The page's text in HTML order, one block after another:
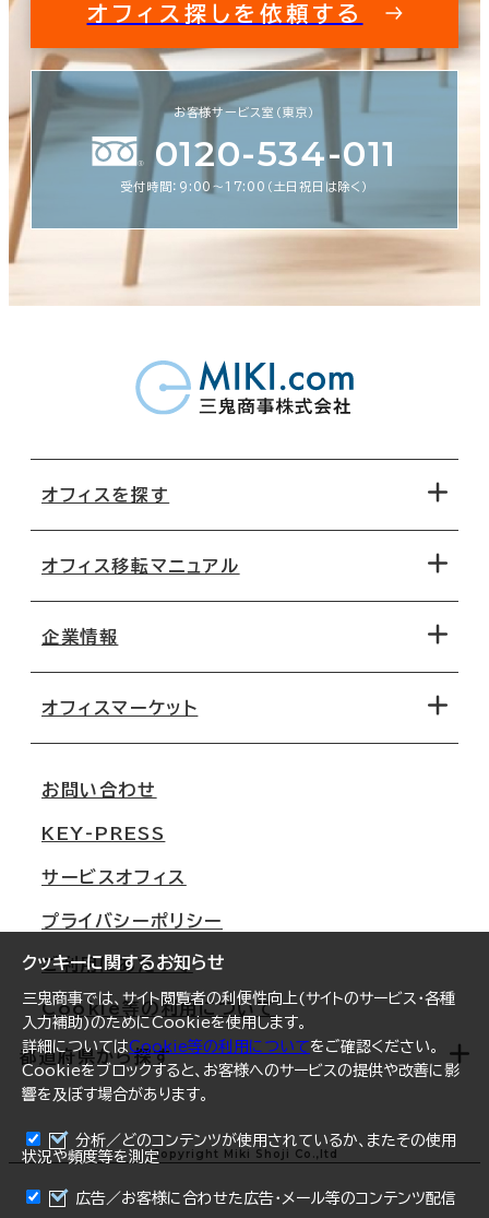
まとめて資料請求
クッキーに関するお知らせ
三鬼商事では、サイト閲覧者の利便性向上(サイトのサービス・各種
入力補助)のためにCookieを使用します。
詳細についてはCookie等の利用についてをご確認ください。
Cookieをブロックすると、お客様へのサービスの提供や改善に影
響を及ぼす場合があります。
分析／どのコンテンツが使用されているか、またその使用
状況や頻度等を測定
広告／お客様に合わせた広告・メール等のコンテンツ配信
オフィス探しを依頼する
お客様サービス室（東京）
0120-534-011
受付時間：9:00〜17:00（土日祝日は除く）
オフィスを探す
地図から探す
路線・駅から探す
オフィス移転マニュアル
移転コストシミュレーション
移転スケジュール
オフィス移転Q&A
企業情報
オフィスマーケット
大阪
名古屋
札幌
仙台
横浜
福岡
オフィスリポート
ログイン
お問い合わせ
KEY-PRESS
サービスオフィス
プライバシーポリシー
ご利用にあたって
Cookie等の利用について
都道府県から探す
北海道
青森県
Copyright Miki Shoji Co.,ltd